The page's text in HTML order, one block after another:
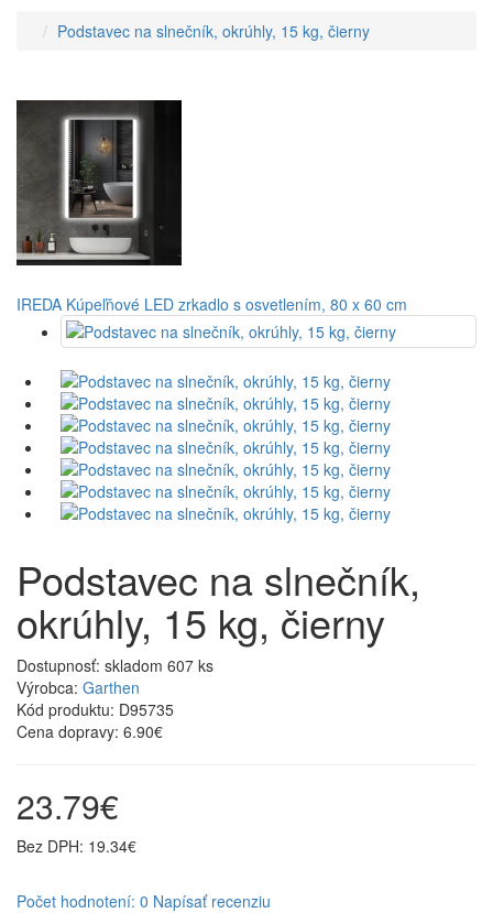
Podstavec na slnečník, okrúhly, 15 kg, čierny
IREDA Kúpeľňové LED zrkadlo s osvetlením, 80 x 60 cm
Podstavec na slnečník,
okrúhly, 15 kg, čierny
Dostupnosť: skladom 607 ks
Výrobca: Garthen
Kód produktu: D95735
Cena dopravy: 6.90€
23.79€
Bez DPH: 19.34€
Počet hodnotení: 0 Napísať recenziu